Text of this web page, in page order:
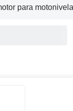
para